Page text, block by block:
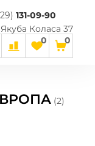
131-09-90
Коласа 37
0
0
(2)